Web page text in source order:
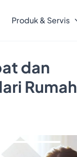
Produk & Servis
dan
Rumah